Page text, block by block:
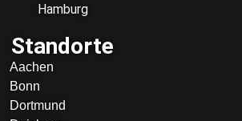
Hamburg
Standorte
Aachen
Bonn
Dortmund